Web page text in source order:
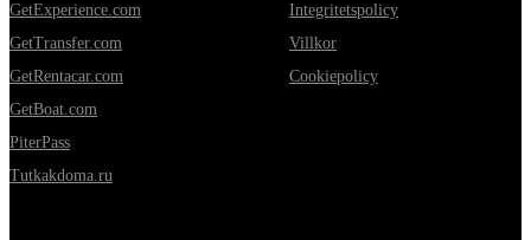
GetExperience.com
GetTransfer.com
GetRentacar.com
GetBoat.com
PiterPass
Tutkakdoma.ru
Integritetspolicy
Villkor
Cookiepolicy